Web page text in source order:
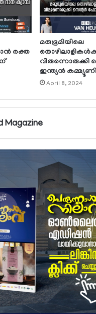
രക്ത
ന്
മരുഭൂമിയിലെ
വിരുന്നൊരുക്കി
ഇന്ത്യന്‍
April 8, 2024
Magazine